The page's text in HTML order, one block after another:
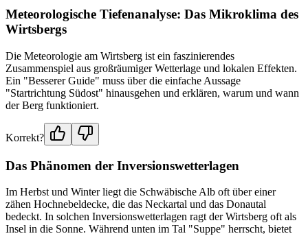
Meteorologische Tiefenanalyse: Das Mikroklima des
Wirtsbergs
Die Meteorologie am Wirtsberg ist ein faszinierendes
Zusammenspiel aus großräumiger Wetterlage und lokalen Effekten.
Ein "Besserer Guide" muss über die einfache Aussage
"Startrichtung Südost" hinausgehen und erklären, warum und wann
der Berg funktioniert.
Korrekt?
Das Phänomen der Inversionswetterlagen
Im Herbst und Winter liegt die Schwäbische Alb oft über einer
zähen Hochnebeldecke, die das Neckartal und das Donautal
bedeckt. In solchen Inversionswetterlagen ragt der Wirtsberg oft als
Insel in die Sonne. Während unten im Tal "Suppe" herrscht, bietet